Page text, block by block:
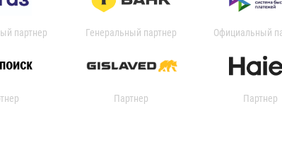
партнер Генеральный партнер Официальный
Партнер Партнер